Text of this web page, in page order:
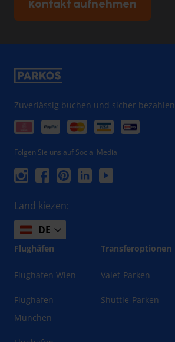
Kontakt aufnehmen
Zuverlässig buchen und sicher bezahlen
Folgen Sie uns auf Social Media
Land kiezen:
DE
Flughäfen
Flughafen Wien
Flughafen
München
Transferoptionen
Valet-Parken
Shuttle-Parken